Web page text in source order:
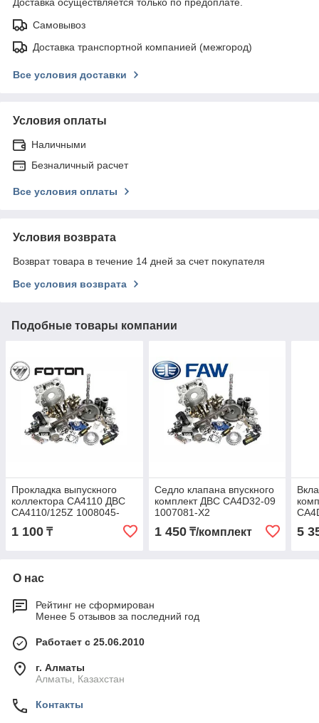
Самовывоз
Доставка транспортной компанией (межгород)
Все условия доставки
Условия оплаты
Наличными
Безналичный расчет
Все условия оплаты
Условия возврата
Возврат товара в течение 14 дней за счет покупателя
Все условия возврата
Подобные товары компании
Прокладка выпускного
коллектора CA4110 ДВС
CA4110/125Z 1008045-
101-0000
1 100 ₸
Седло клапана впускного
комплект ДВС CA4D32-09
1007081-X2
1 450₸/комплект 5
О нас
Рейтинг не сформирован
Менее 5 отзывов за последний год
Работает с 25.06.2010
г. Алматы
Алматы, Казахстан
Контакты